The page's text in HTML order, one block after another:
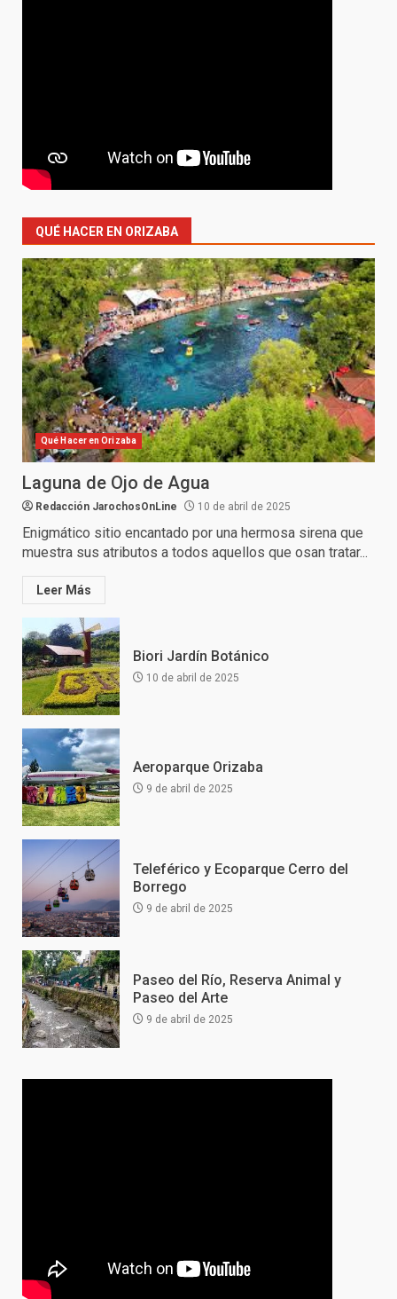
QUÉ HACER EN ORIZABA
Qué Hacer en Orizaba
Laguna de Ojo de Agua
Redacción JarochosOnLine 10 de abril de 2025
Enigmático sitio encantado por una hermosa sirena que
muestra sus atributos a todos aquellos que osan tratar...
Leer Más
Biori Jardín Botánico
10 de abril de 2025
Aeroparque Orizaba
9 de abril de 2025
Teleférico y Ecoparque Cerro del
Borrego
9 de abril de 2025
Paseo del Río, Reserva Animal y
Paseo del Arte
9 de abril de 2025